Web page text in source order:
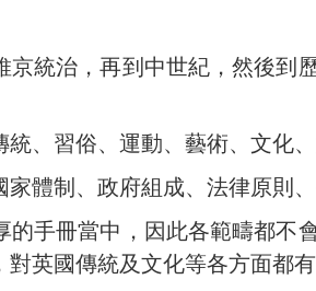
京統治，再到中世紀，然後
統、習俗、運動、藝術、文化
家體制、政府組成、法律原則
手冊當中，因此各範疇都
英國傳統及文化等各方面都